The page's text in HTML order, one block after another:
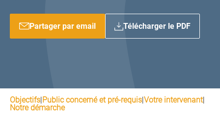
Partager par email Télécharger le PDF
Objectifs|Public concerné et pré-requis|Votre intervenant|
Notre démarche